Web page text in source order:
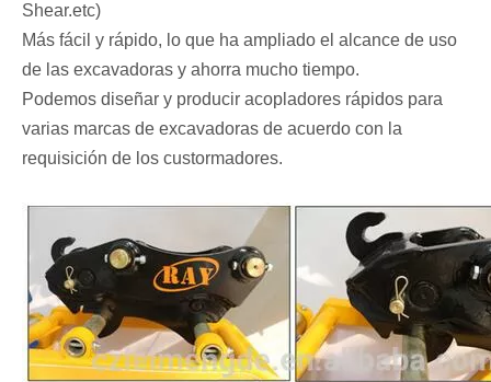
Shear.etc)
Más fácil y rápido, lo que ha ampliado el alcance de uso
de las excavadoras y ahorra mucho tiempo.
Podemos diseñar y producir acopladores rápidos para
varias marcas de excavadoras de acuerdo con la
requisición de los custormadores.